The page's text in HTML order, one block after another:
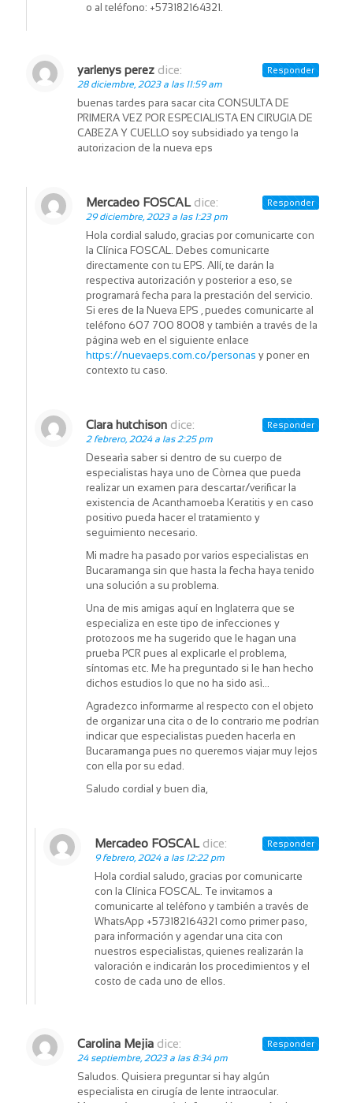
o al teléfono: +573182164321.
yarlenys perez dice:
28 diciembre, 2023 a las 11:59 am
buenas tardes para sacar cita CONSULTA DE
PRIMERA VEZ POR ESPECIALISTA EN CIRUGIA DE
CABEZA Y CUELLO soy subsidiado ya tengo la
autorizacion de la nueva eps
Responder
Mercadeo FOSCAL dice:
29 diciembre, 2023 a las 1:23 pm
Hola cordial saludo, gracias por comunicarte con
la Clínica FOSCAL. Debes comunicarte
directamente con tu EPS. Allí, te darán la
respectiva autorización y posterior a eso, se
programará fecha para la prestación del servicio.
Si eres de la Nueva EPS , puedes comunicarte al
teléfono 607 700 8008 y también a través de la
página web en el siguiente enlace
https://nuevaeps.com.co/personas y poner en
contexto tu caso.
Responder
Clara hutchison dice:
2 febrero, 2024 a las 2:25 pm
Desearìa saber si dentro de su cuerpo de
especialistas haya uno de Còrnea que pueda
realizar un examen para descartar/verificar la
existencia de Acanthamoeba Keratitis y en caso
positivo pueda hacer el tratamiento y
seguimiento necesario.
Mi madre ha pasado por varios especialistas en
Bucaramanga sin que hasta la fecha haya tenido
una solución a su problema.
Una de mis amigas aquí en Inglaterra que se
especializa en este tipo de infecciones y
protozoos me ha sugerido que le hagan una
prueba PCR pues al explicarle el problema,
síntomas etc. Me ha preguntado si le han hecho
dichos estudios lo que no ha sido asì…
Agradezco informarme al respecto con el objeto
de organizar una cita o de lo contrario me podrían
indicar que especialistas pueden hacerla en
Bucaramanga pues no queremos viajar muy lejos
con ella por su edad.
Saludo cordial y buen dìa,
Responder
Mercadeo FOSCAL dice:
9 febrero, 2024 a las 12:22 pm
Hola cordial saludo, gracias por comunicarte
con la Clínica FOSCAL. Te invitamos a
comunicarte al teléfono y también a través de
WhatsApp +573182164321 como primer paso,
para información y agendar una cita con
nuestros especialistas, quienes realizarán la
valoración e indicarán los procedimientos y el
costo de cada uno de ellos.
Responder
Carolina Mejia dice:
24 septiembre, 2023 a las 8:34 pm
Saludos. Quisiera preguntar si hay algún
especialista en cirugía de lente intraocular.
Responder